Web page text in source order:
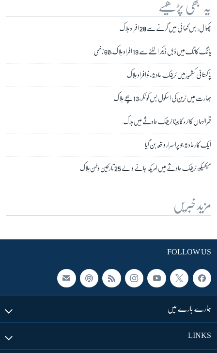
یہ بھی پڑھیے
چکوال: بس کھائی میں گرنے سے 20 افراد ہلاک
ہانگ کانگ میں ڈبل ڈیکر الٹنے سے 19 افراد ہلاک، 60 زخمی
پاکستانی کشمیر میں ٹریفک حادثہ، نو افراد ہلاک
بھارت میں ٹرین کی اسکول بس کو ٹکر، 13 بچے ہلاک
قمرالزماں کائرہ کا بیٹا ٹریفک حادثے میں ہلاک
ایک کارحادثہ جو پراسرار واقعہ بن گیا
میکسیکو: ٹریفک حادثے میں امریکہ جانے والے 25 تارکین وطن ہلاک
مزید خبریں
FOLLOW US
ہمارے بارے میں
LINKS